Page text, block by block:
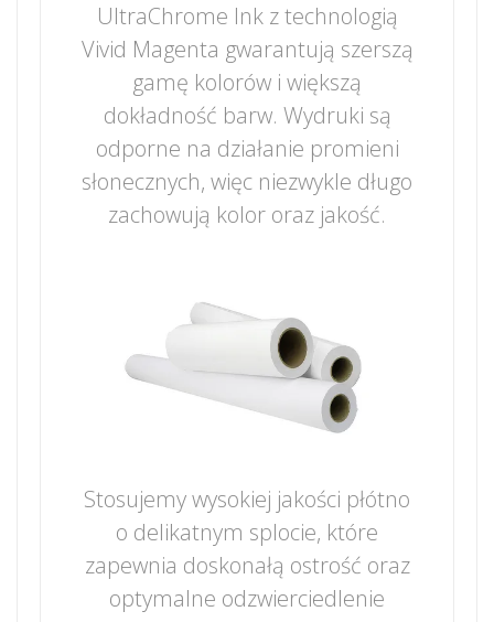
UltraChrome Ink z technologią
Vivid Magenta gwarantują szerszą
gamę kolorów i większą
dokładność barw. Wydruki są
odporne na działanie promieni
słonecznych, więc niezwykle długo
zachowują kolor oraz jakość.
Stosujemy wysokiej jakości płótno
o delikatnym splocie, które
zapewnia doskonałą ostrość oraz
optymalne odzwierciedlenie